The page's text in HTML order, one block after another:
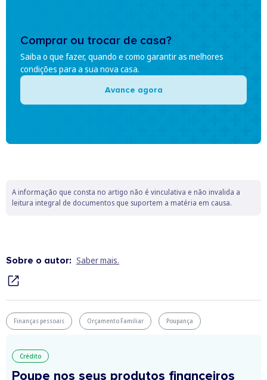
Comprar ou trocar de casa?
Saiba o que fazer, quando e como garantir as melhores
condições para a sua nova casa.
Avance agora
A informação que consta no artigo não é vinculativa e não invalida a
leitura integral de documentos que suportem a matéria em causa.
Sobre o autor: Saber mais.
Finanças pessoais Orçamento Familiar Poupança
Crédito
Poupe nos seus produtos financeiros